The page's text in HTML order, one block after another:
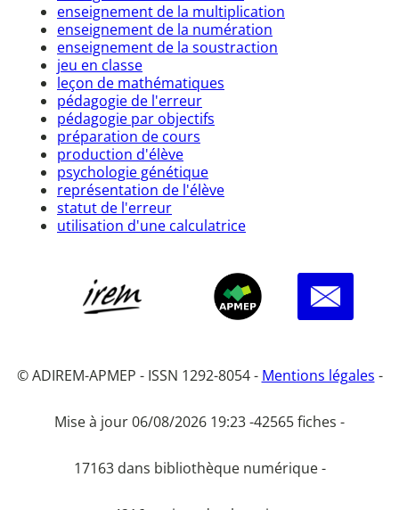
enseignement de la multiplication
enseignement de la numération
enseignement de la soustraction
jeu en classe
leçon de mathématiques
pédagogie de l'erreur
pédagogie par objectifs
préparation de cours
production d'élève
psychologie génétique
représentation de l'élève
statut de l'erreur
utilisation d'une calculatrice
© ADIREM-APMEP - ISSN 1292-8054 - Mentions légales -
Mise à jour 06/08/2026 19:23 -42565 fiches -
17163 dans bibliothèque numérique -